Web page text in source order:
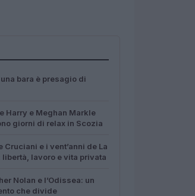
bara è presagio di
Harry e Meghan Markle
giorni di relax in Scozia
Cruciani e i vent’anni de La
libertà, lavoro e vita privata
Nolan e l’Odissea: un
che divide